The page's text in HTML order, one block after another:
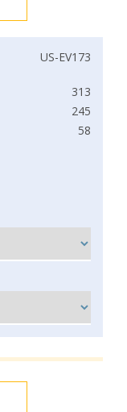
US-EV173
313
245
58